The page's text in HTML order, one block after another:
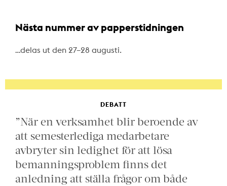
Nästa nummer av papperstidningen
…delas ut den 27–28 augusti.
DEBATT
”När en verksamhet blir beroende av
att semesterlediga medarbetare
avbryter sin ledighet för att lösa
bemanningsproblem finns det
anledning att ställa frågor om både